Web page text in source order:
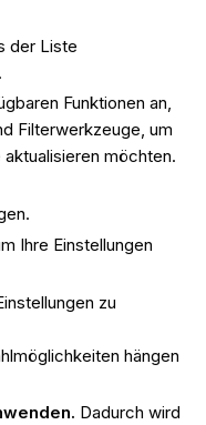
der Liste
Funktionen an,
Filterwerkzeuge, um
möchten.
Ihre Einstellungen
zu
hängen
Dadurch wird